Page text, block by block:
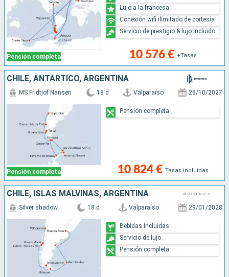
Pensión completa 10 576 € +Tasas
Lujo a la francesa
Conexión wifi ilimitado de cortesía
Servicio de prestigio & lujo incluido
CHILE, ANTÁRTICO, ARGENTINA
Pensión completa
MS Fridtjof Nansen 18 d Valparaíso 26/10/2027
10 824 € Tasas incluidas
Pensión completa
CHILE, ISLAS MALVINAS, ARGENTINA
Silver shadow 18 d Valparaíso 29/01/2028
Bebidas Incluidas
Servicio de lujo
Pensión completa